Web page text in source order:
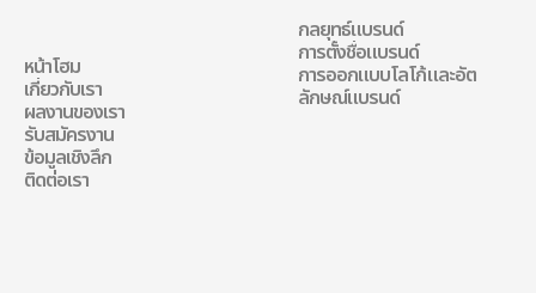
สำรวจเว็บไซต์ของเรา
หน้าโฮม
เกี่ยวกับเรา
ผลงานของเรา
รับสมัครงาน
ข้อมูลเชิงลึก
ติดต่อเรา
แบรนด์ดิ้ง
กลยุทธ์แบรนด์
การตั้งชื่อแบรนด์
การออกแบบโลโก้และอัต
ลักษณ์แบรนด์